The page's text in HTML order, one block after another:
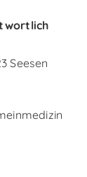
Seesen